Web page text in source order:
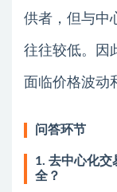
供者，但与中
往往较低。因
面临价格波动
问答环节
1. 去中心化交
全？